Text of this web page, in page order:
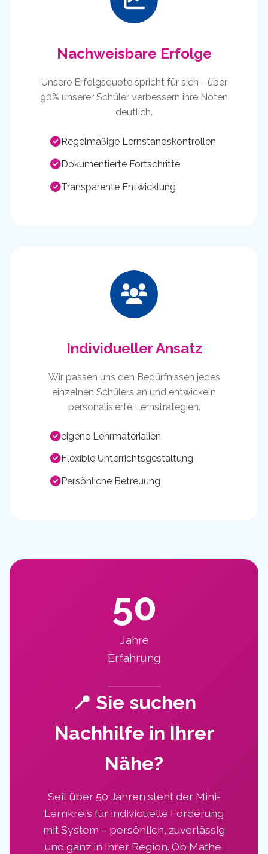
Nachweisbare Erfolge
Unsere Erfolgsquote spricht für sich - über
90% unserer Schüler verbessern ihre Noten
deutlich.
Regelmäßige Lernstandskontrollen
Dokumentierte Fortschritte
Transparente Entwicklung
Individueller Ansatz
Wir passen uns den Bedürfnissen jedes
einzelnen Schülers an und entwickeln
personalisierte Lernstrategien.
eigene Lehrmaterialien
Flexible Unterrichtsgestaltung
Persönliche Betreuung
50
Jahre
Erfahrung
📍 Sie suchen
Nachhilfe in Ihrer
Nähe?
Seit über 50 Jahren steht der Mini-
Lernkreis für individuelle Förderung
mit System – persönlich, zuverlässig
und ganz in Ihrer Region. Ob Mathe,